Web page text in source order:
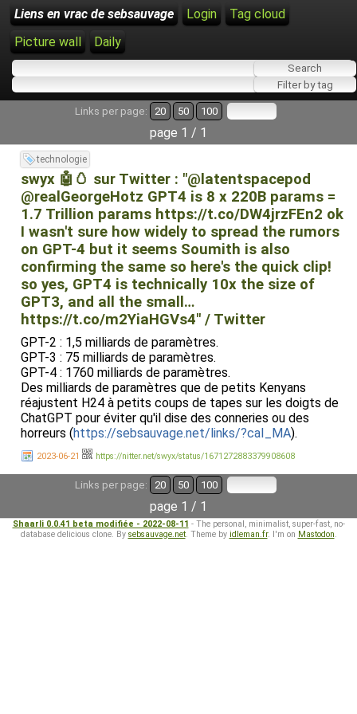
Liens en vrac de sebsauvage Login
Tag cloud
Picture wall
Daily
Links per page: 20 50 100
page 1 / 1
technologie
swyx 🤖🥚 sur Twitter : "@latentspacepod
@realGeorgeHotz GPT4 is 8 x 220B params =
1.7 Trillion params https://t.co/DW4jrzFEn2 ok
I wasn't sure how widely to spread the rumors
on GPT-4 but it seems Soumith is also
confirming the same so here's the quick clip!
so yes, GPT4 is technically 10x the size of
GPT3, and all the small…
https://t.co/m2YiaHGVs4" / Twitter
GPT-2 : 1,5 milliards de paramètres.
GPT-3 : 75 milliards de paramètres.
GPT-4 : 1760 milliards de paramètres.
Des milliards de paramètres que de petits Kenyans
réajustent H24 à petits coups de tapes sur les doigts de
ChatGPT pour éviter qu'il dise des conneries ou des
horreurs (https://sebsauvage.net/links/?caI_MA).
2023-06-21 https://nitter.net/swyx/status/1671272883379908608
Links per page: 20 50 100
page 1 / 1
Shaarli 0.0.41 beta modifiée - 2022-08-11 - The personal, minimalist, super-fast, no-
database delicious clone. By sebsauvage.net. Theme by idleman.fr. I'm on Mastodon.